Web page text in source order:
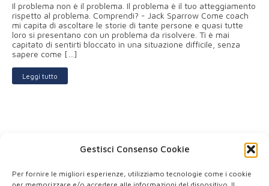
Gestisci Consenso Cookie
Per fornire le migliori esperienze, utilizziamo tecnologie come i cookie
Il problema non è il problema. Il problema è il tuo atteggiamento
rispetto al problema. Comprendi? - Jack Sparrow Come coach
mi capita di ascoltare le storie di tante persone e quasi tutte
loro si presentano con un problema da risolvere. Ti è mai
capitato di sentirti bloccato in una situazione difficile, senza
sapere come […]
Leggi tutto
1 3 Successivo »